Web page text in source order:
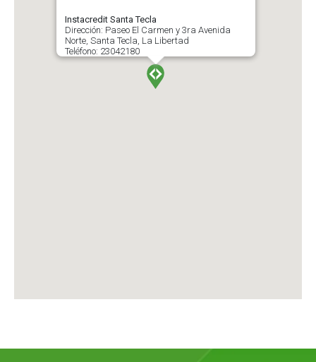
Instacredit Santa Tecla
Dirección: Paseo El Carmen y 3ra Avenida
Norte, Santa Tecla, La Libertad
Teléfono: 23042180